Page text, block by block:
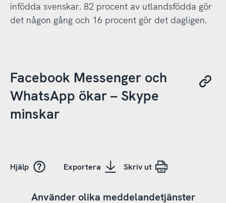
infödda svenskar. 82 procent av utlandsfödda gör
det någon gång och 16 procent gör det dagligen.
Facebook Messenger och
WhatsApp ökar – Skype
minskar
Hjälp Exportera Skriv ut
Använder olika meddelandetjänster